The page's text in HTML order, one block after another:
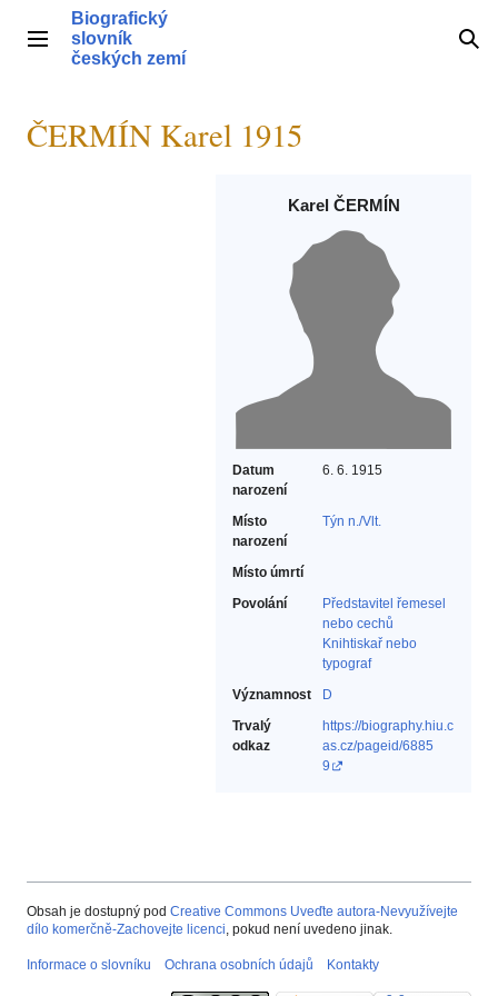
obsahHlavní menu
Biografický
slovník
českých zemí
ČERMÍN Karel 1915
Karel ČERMÍN
Datum
narození
6. 6. 1915
Místo
narození
Týn n./Vlt.
Místo úmrtí
Povolání
Představitel řemesel
nebo cechů‎
Knihtiskař nebo
typograf‎
Významnost
D
Trvalý
odkaz
https://biography.hiu.c
as.cz/pageid/6885
9
Obsah je dostupný pod Creative Commons Uveďte autora-Nevyužívejte
dílo komerčně-Zachovejte licenci, pokud není uvedeno jinak.
Informace o slovníku Ochrana osobních údajů Kontakty